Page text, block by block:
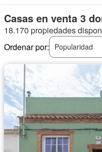
Casas en venta 3
18.170 propiedades
Ordenar por:
Popularidad